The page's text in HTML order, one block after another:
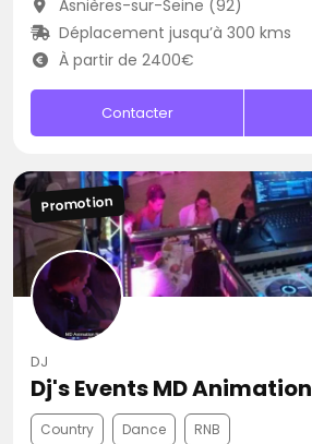
Asnières-sur-Seine (92)
Déplacement jusqu’à 300 kms
À partir de 2400€
Contacter
Promotion
DJ
Dj's Events MD Animation
Country Dance RNB